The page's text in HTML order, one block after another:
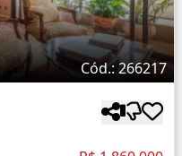
Cód.: 266217